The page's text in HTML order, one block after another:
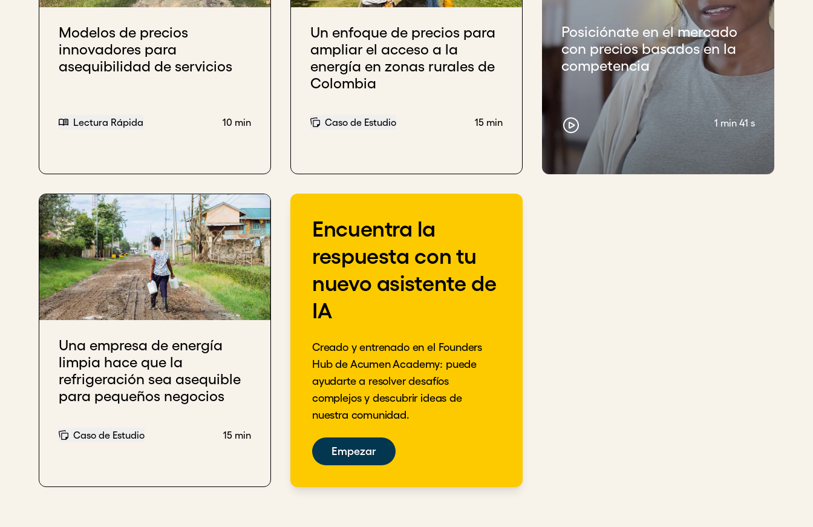
Modelos de precios
innovadores para
asequibilidad de servicios
Lectura Rápida 10 min
Un enfoque de precios para
ampliar el acceso a la
energía en zonas rurales de
Colombia
Caso de Estudio 15 min
Posiciónate en el mercado
con precios basados en la
competencia
1 min 41 s
Una empresa de energía
limpia hace que la
refrigeración sea asequible
para pequeños negocios
Caso de Estudio 15 min
Encuentra la
respuesta con tu
nuevo asistente de
IA
Creado y entrenado en el Founders
Hub de Acumen Academy: puede
ayudarte a resolver desafíos
complejos y descubrir ideas de
nuestra comunidad.
Empezar